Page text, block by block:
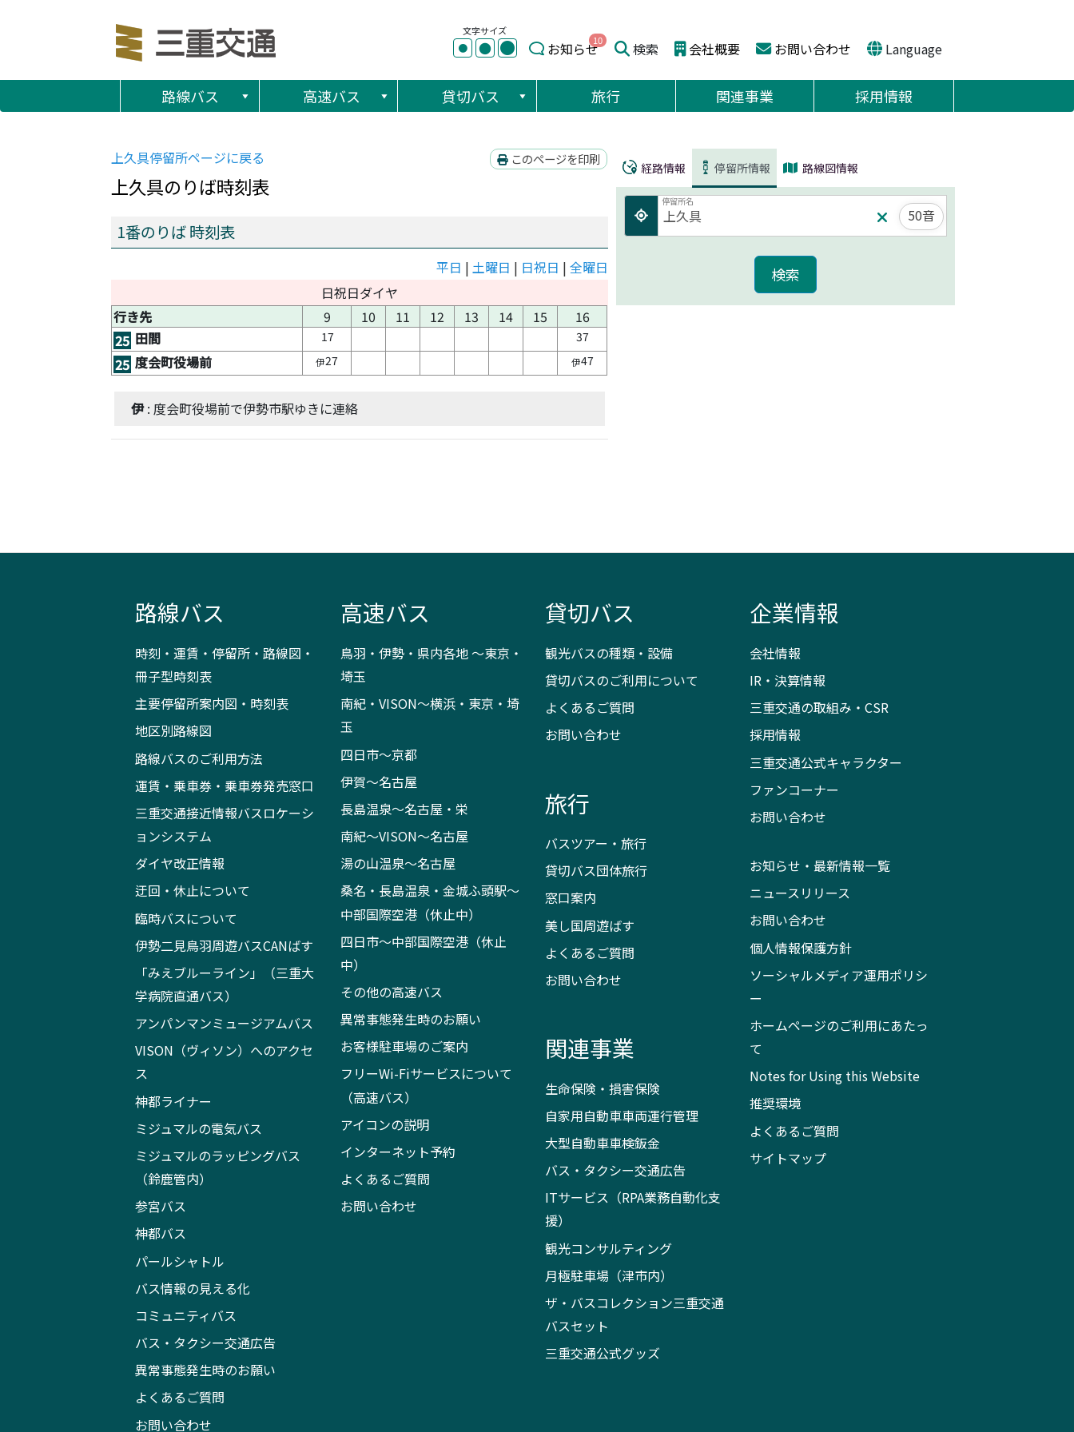
文字サイズ
● ● ● お知らせ10 検索 会社概要 お問い合わせ Language
路線バス 高速バス 貸切バス 旅行 関連事業 採用情報
このページを印刷
上久具停留所ページに戻る
上久具のりば時刻表
1番のりば 時刻表
平日 | 土曜日 | 日祝日 | 全曜日
日祝日ダイヤ
行き先
9 10 11 12 13 14 15
16
25 田間 17 37
25 度会町役場前 伊27 伊47
伊: 度会町役場前で伊勢市駅ゆきに連絡
経路情報 停留所情報 路線図情報
停留所名
50音
路線バス
時刻・運賃・停留所・路線図・
冊子型時刻表
主要停留所案内図・時刻表
地区別路線図
路線バスのご利用方法
運賃・乗車券・乗車券発売窓口
三重交通接近情報バスロケーシ
ョンシステム
ダイヤ改正情報
迂回・休止について
臨時バスについて
伊勢二見鳥羽周遊バスCANばす
「みえブルーライン」（三重大
学病院直通バス）
アンパンマンミュージアムバス
VISON（ヴィソン）へのアクセ
ス
神都ライナー
ミジュマルの電気バス
ミジュマルのラッピングバス
（鈴鹿管内）
参宮バス
神都バス
パールシャトル
バス情報の見える化
コミュニティバス
バス・タクシー交通広告
異常事態発生時のお願い
よくあるご質問
お問い合わせ
高速バス
鳥羽・伊勢・県内各地 ～東京・
埼玉
南紀・VISON～横浜・東京・埼
玉
四日市～京都
伊賀～名古屋
長島温泉～名古屋・栄
南紀～VISON～名古屋
湯の山温泉～名古屋
桑名・長島温泉・金城ふ頭駅～
中部国際空港（休止中）
四日市～中部国際空港（休止
中）
その他の高速バス
異常事態発生時のお願い
お客様駐車場のご案内
フリーWi-Fiサービスについて
（高速バス）
アイコンの説明
インターネット予約
よくあるご質問
お問い合わせ
貸切バス
観光バスの種類・設備
貸切バスのご利用について
よくあるご質問
お問い合わせ
旅行
バスツアー・旅行
貸切バス団体旅行
窓口案内
美し国周遊ばす
よくあるご質問
お問い合わせ
関連事業
生命保険・損害保険
自家用自動車車両運行管理
大型自動車車検鈑金
バス・タクシー交通広告
ITサービス（RPA業務自動化支
援）
観光コンサルティング
月極駐車場（津市内）
ザ・バスコレクション三重交通
バスセット
三重交通公式グッズ
企業情報
会社情報
IR・決算情報
三重交通の取組み・CSR
採用情報
三重交通公式キャラクター
ファンコーナー
お問い合わせ
お知らせ・最新情報一覧
ニュースリリース
お問い合わせ
個人情報保護方針
ソーシャルメディア運用ポリシ
ー
ホームページのご利用にあたっ
て
Notes for Using this Website
推奨環境
よくあるご質問
サイトマップ